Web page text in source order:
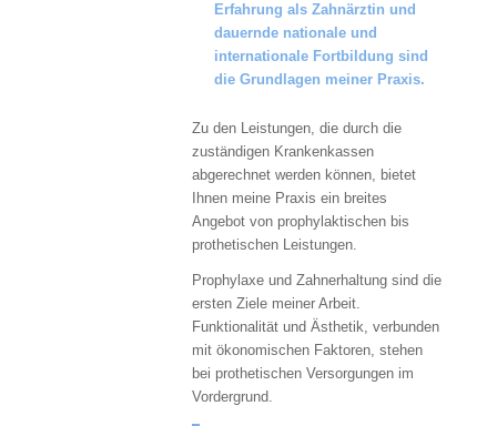
Erfahrung als Zahnärztin und
dauernde nationale und
internationale Fortbildung sind
die Grundlagen meiner Praxis.
Zu den Leistungen, die durch die
zuständigen Krankenkassen
abgerechnet werden können, bietet
Ihnen meine Praxis ein breites
Angebot von prophylaktischen bis
prothetischen Leistungen.
Prophylaxe und Zahnerhaltung sind die
ersten Ziele meiner Arbeit.
Funktionalität und Ästhetik, verbunden
mit ökonomischen Faktoren, stehen
bei prothetischen Versorgungen im
Vordergrund.